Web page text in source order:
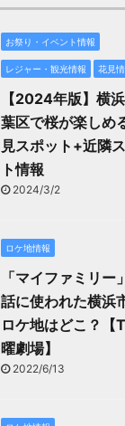
お祭り・イベント情報
レジャー・観光情報 花見
【2024年版】横
葉区で桜が楽しめ
見スポット+近隣
ト情報
2024/3/2
ロケ地情報
「マイファミリー
話に使われた横浜
ロケ地はどこ？【
曜劇場】
2022/6/13